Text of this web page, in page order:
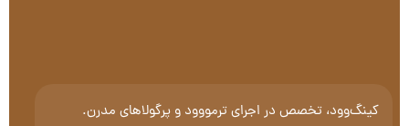
کینگ‌وود، تخصص در اجرای ترمووود و پرگولاهای مدرن.